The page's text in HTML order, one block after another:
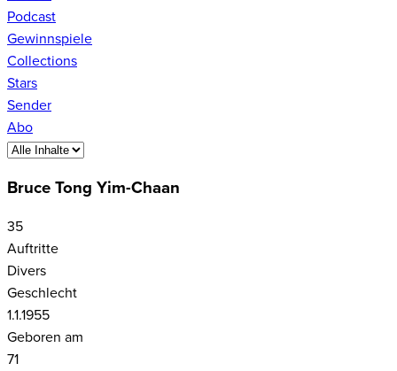
Podcast
Gewinnspiele
Collections
Stars
Sender
Abo
Bruce Tong Yim-Chaan
35
Auftritte
Divers
Geschlecht
1.1.1955
Geboren am
71